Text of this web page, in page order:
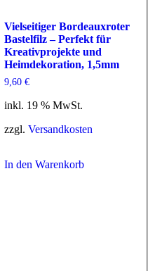
Vielseitiger Bordeauxroter
Bastelfilz – Perfekt für
Kreativprojekte und
Heimdekoration, 1,5mm
9,60 €
inkl. 19 % MwSt.
zzgl. Versandkosten
In den Warenkorb